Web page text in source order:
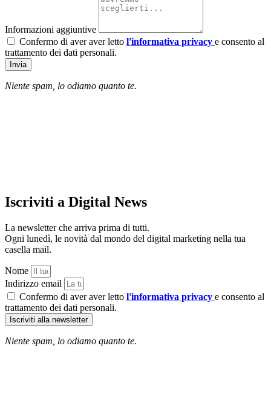
Informazioni aggiuntive
Confermo di aver aver letto l'informativa privacy e consento al
trattamento dei dati personali.
Invia
Niente spam, lo odiamo quanto te.
Iscriviti a Digital News
La newsletter che arriva prima di tutti.
Ogni lunedì, le novità dal mondo del digital marketing nella tua
casella mail.
Nome
Indirizzo email
Confermo di aver aver letto l'informativa privacy e consento al
trattamento dei dati personali.
Iscriviti alla newsletter
Niente spam, lo odiamo quanto te.